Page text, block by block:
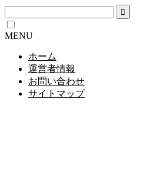
MENU
ホーム
運営者情報
お問い合わせ
サイトマップ